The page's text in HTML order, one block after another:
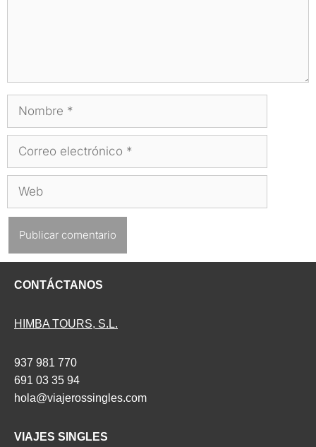
CONTÁCTANOS
HIMBA TOURS, S.L.
937 981 770
691 03 35 94
hola@viajerossingles.com
VIAJES SINGLES